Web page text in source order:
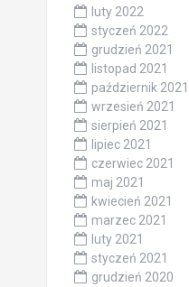
luty 2022
styczeń 2022
grudzień 2021
listopad 2021
październik 2021
wrzesień 2021
sierpień 2021
lipiec 2021
czerwiec 2021
maj 2021
kwiecień 2021
marzec 2021
luty 2021
styczeń 2021
grudzień 2020